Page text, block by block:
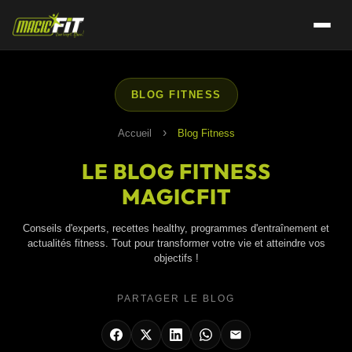
BLOG FITNESS
Accueil › Blog Fitness
LE BLOG FITNESS
MAGICFIT
Conseils d'experts, recettes healthy, programmes d'entraînement et
actualités fitness. Tout pour transformer votre vie et atteindre vos
objectifs !
PARTAGER LE BLOG